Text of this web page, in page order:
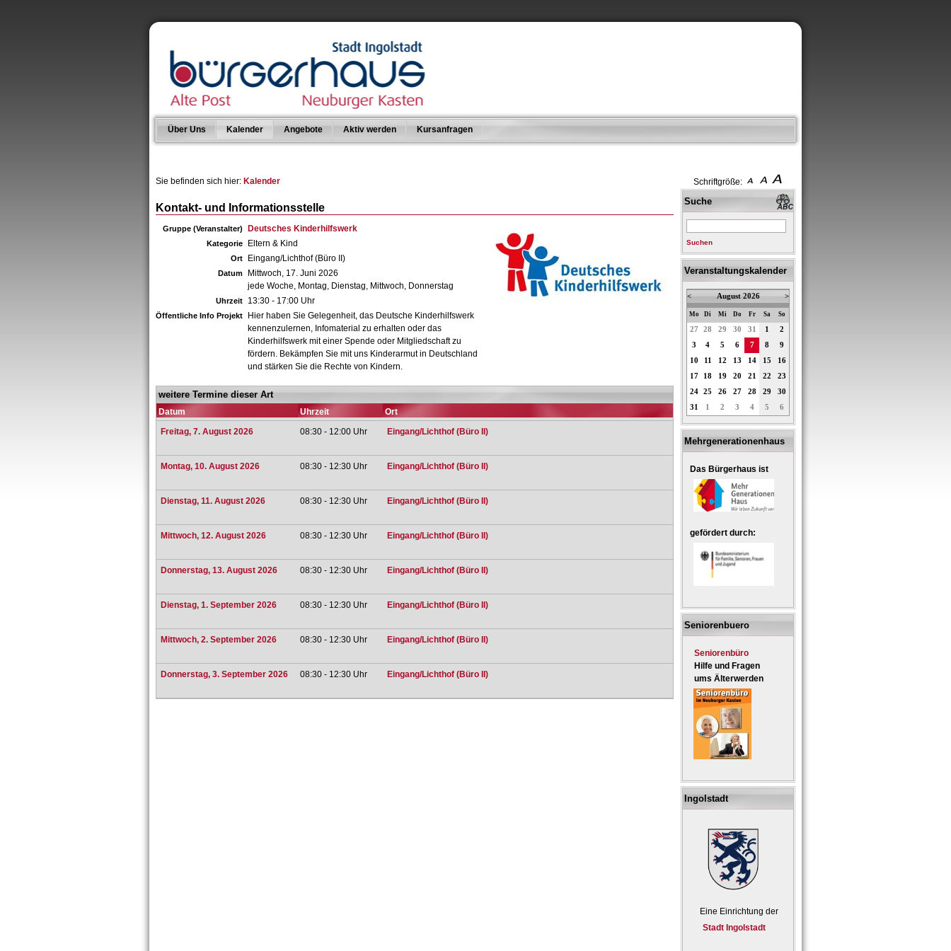
Schriftgröße:
Über Uns Kalender Angebote Aktiv werden Kursanfragen
Sie befinden sich hier: Kalender
Kontakt- und Informationsstelle
Gruppe (Veranstalter) Deutsches Kinderhilfswerk
Kategorie Eltern & Kind
Ort Eingang/Lichthof (Büro II)
Datum
Mittwoch, 17. Juni 2026
jede Woche, Montag, Dienstag, Mittwoch, Donnerstag
Uhrzeit 13:30 - 17:00 Uhr
Öffentliche Info Projekt
Hier haben Sie Gelegenheit, das Deutsche Kinderhilfswerk
kennenzulernen, Infomaterial zu erhalten oder das
Kinderhilfswerk mit einer Spende oder Mitgliedschaft zu
fördern. Bekämpfen Sie mit uns Kinderarmut in Deutschland
und stärken Sie die Rechte von Kindern.
weitere Termine dieser Art
Datum Uhrzeit
Ort
Freitag, 7. August 2026
08:30 - 12:00 Uhr Eingang/Lichthof (Büro II)
Montag, 10. August 2026 08:30 - 12:30 Uhr Eingang/Lichthof (Büro II)
Dienstag, 11. August 2026 08:30 - 12:30 Uhr Eingang/Lichthof (Büro II)
Mittwoch, 12. August 2026 08:30 - 12:30 Uhr Eingang/Lichthof (Büro II)
Donnerstag, 13. August 2026 08:30 - 12:30 Uhr Eingang/Lichthof (Büro II)
Dienstag, 1. September 2026 08:30 - 12:30 Uhr Eingang/Lichthof (Büro II)
Mittwoch, 2. September 2026 08:30 - 12:30 Uhr Eingang/Lichthof (Büro II)
Donnerstag, 3. September 2026 08:30 - 12:30 Uhr Eingang/Lichthof (Büro II)
Suche
Suchen
Veranstaltungskalender
< August 2026 >
Mo Di Mi Do Fr Sa So
27 28 29 30 31 1
2
3
4 5 6 7 8
9
10
11 12 13 14 15
16
17
18 19 20 21 22
23
24
25 26 27 28 29
30
31
1 2 3 4 5 6
Mehrgenerationenhaus
Das Bürgerhaus ist
gefördert durch:
Seniorenbuero
Seniorenbüro
Hilfe und Fragen
ums Älterwerden
Ingolstadt
Eine Einrichtung der
Stadt Ingolstadt